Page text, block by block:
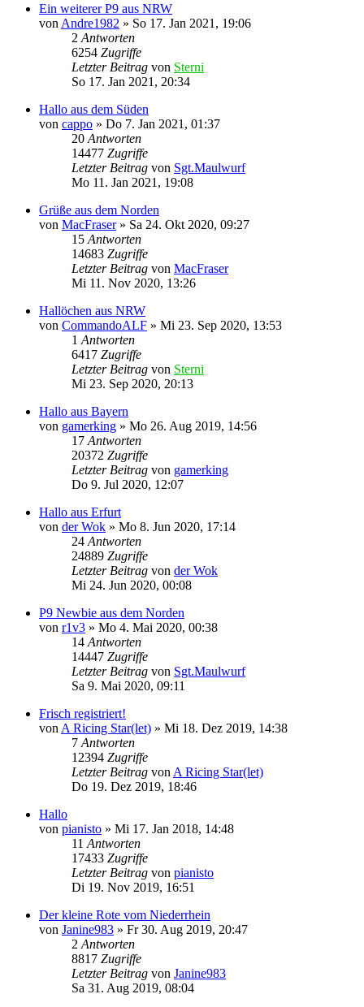
Ein weiterer P9 aus NRW
von Andre1982 » So 17. Jan 2021, 19:06
2 Antworten
6254 Zugriffe
Letzter Beitrag von Sterni
So 17. Jan 2021, 20:34
Hallo aus dem Süden
von cappo » Do 7. Jan 2021, 01:37
20 Antworten
14477 Zugriffe
Letzter Beitrag von Sgt.Maulwurf
Mo 11. Jan 2021, 19:08
Grüße aus dem Norden
von MacFraser» Sa 24. Okt 2020, 09:27
15 Antworten
14683 Zugriffe
Letzter Beitrag von MacFraser
Mi 11. Nov 2020, 13:26
Hallöchen aus NRW
von CommandoALF » Mi 23. Sep 2020, 13:53
1 Antworten
6417 Zugriffe
Letzter Beitrag von Sterni
Mi 23. Sep 2020, 20:13
Hallo aus Bayern
von gamerking » Mo 26. Aug 2019, 14:56
17 Antworten
20372 Zugriffe
Letzter Beitrag von gamerking
Do 9. Jul 2020, 12:07
Hallo aus Erfurt
von der Wok » Mo 8. Jun 2020, 17:14
24 Antworten
24889 Zugriffe
Letzter Beitrag von der Wok
Mi 24. Jun 2020, 00:08
P9 Newbie aus dem Norden
von r1v3 » Mo 4. Mai 2020, 00:38
14 Antworten
14447 Zugriffe
Letzter Beitrag von Sgt.Maulwurf
Sa 9. Mai 2020, 09:11
Frisch registriert!
von A Ricing Star(let) » Mi 18. Dez 2019, 14:38
7 Antworten
12394 Zugriffe
Letzter Beitrag von A Ricing Star(let)
Do 19. Dez 2019, 18:46
Hallo
von pianisto » Mi 17. Jan 2018, 14:48
11 Antworten
17433 Zugriffe
Letzter Beitrag von pianisto
Di 19. Nov 2019, 16:51
Der kleine Rote vom Niederrhein
von Janine983 » Fr 30. Aug 2019, 20:47
2 Antworten
8817 Zugriffe
Letzter Beitrag von Janine983
Sa 31. Aug 2019, 08:04